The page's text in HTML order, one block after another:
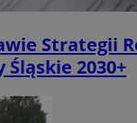
Strategii
2030+